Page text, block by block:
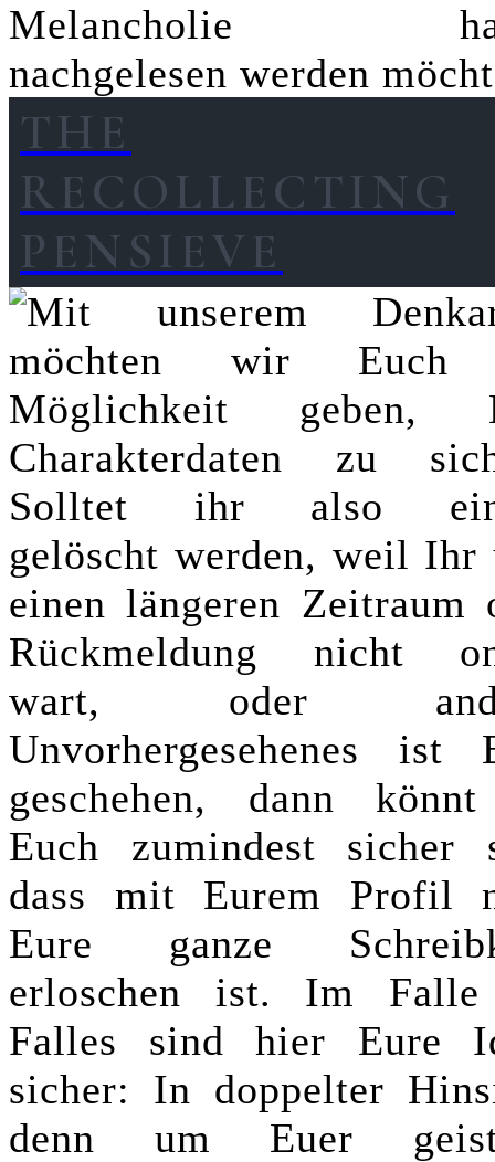
Melancholie
nachgelesen werden
THE
RECOLLECTING
PENSIEVE
Mit unserem
möchten wir Euch
Möglichkeit geben,
Charakterdaten zu
Solltet ihr also
gelöscht werden, weil Ihr
einen längeren Zeitraum
Rückmeldung nicht
wart, oder
Unvorhergesehenes ist
geschehen, dann
Euch zumindest sicher
dass mit Eurem Profil
Eure ganze
erloschen ist. Im Falle
Falles sind hier Eure
sicher: In doppelter
denn um Euer